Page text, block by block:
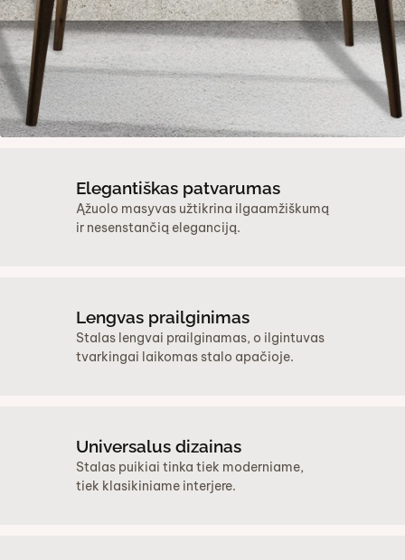
Elegantiškas patvarumas
Ąžuolo masyvas užtikrina ilgaamžiškumą
ir nesenstančią eleganciją.
Lengvas prailginimas
Stalas lengvai prailginamas, o ilgintuvas
tvarkingai laikomas stalo apačioje.
Universalus dizainas
Stalas puikiai tinka tiek moderniame,
tiek klasikiniame interjere.